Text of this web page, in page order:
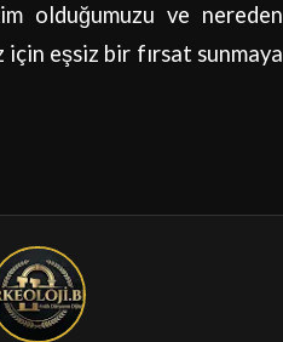
olduğumuzu ve nereden
için eşsiz bir fırsat sunmaya